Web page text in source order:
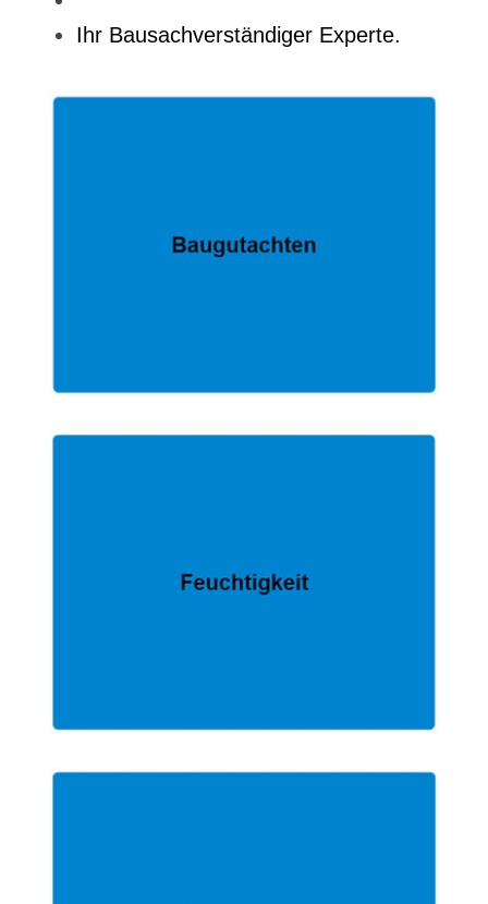
Ihr Bausachverständiger Experte.